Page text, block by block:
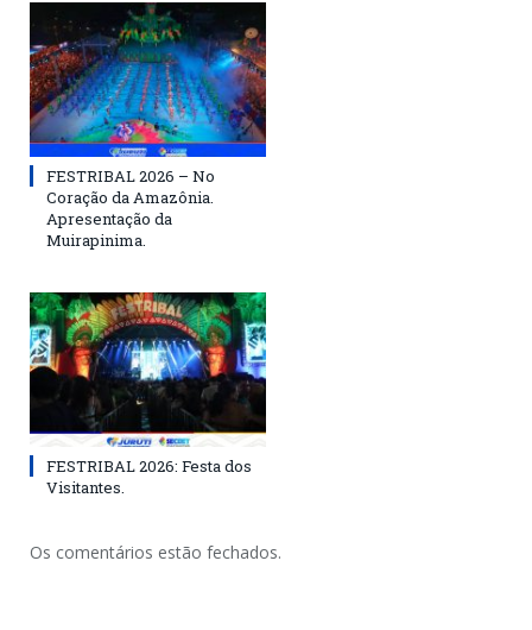
FESTRIBAL 2026 – No
Coração da Amazônia.
Apresentação da
Muirapinima.
FESTRIBAL 2026: Festa dos
Visitantes.
Os comentários estão fechados.